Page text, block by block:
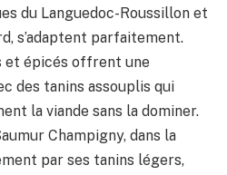
du Languedoc-Roussillon et
s’adaptent parfaitement.
et épicés offrent une
des tanins assouplis qui
la viande sans la dominer.
Champigny, dans la
par ses tanins légers,